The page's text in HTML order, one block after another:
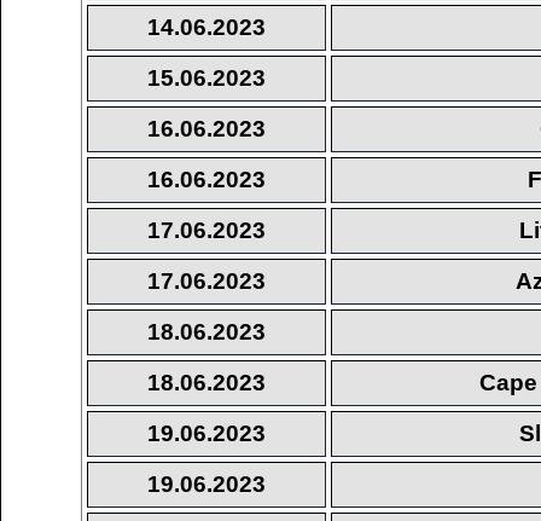
14.06.2023
15.06.2023
16.06.2023
16.06.2023
17.06.2023
17.06.2023
18.06.2023
18.06.2023
19.06.2023
19.06.2023